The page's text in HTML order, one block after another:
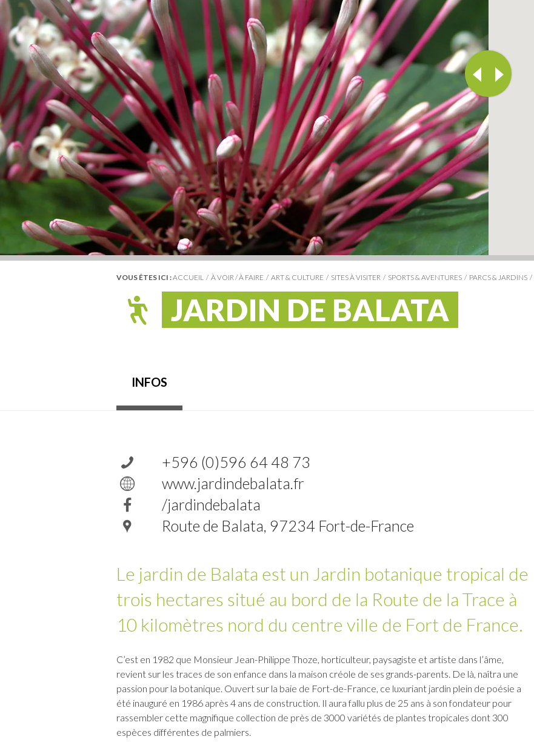
DUCOS
FONDS-SAINT-DENIS
LE MARIGOT
LE MARIN
SAINTE-LUCE
SAINTE-MARIE
VOUS ÊTES ICI :ACCUEIL À VOIR / À FAIRE ART & CULTURE SITES À VISITER SPORTS & AVENTURES PARCS & JARDINS
JARDIN DE BALATA
INFOS
+596 (0)596 64 48 73
www.jardindebalata.fr
/jardindebalata
Route de Balata, 97234 Fort-de-France
Le jardin de Balata est un Jardin botanique tropical de
trois hectares situé au bord de la Route de la Trace à
10 kilomètres nord du centre ville de Fort de France.
C’est en 1982 que Monsieur Jean-Philippe Thoze, horticulteur, paysagiste et artiste dans l’âme,
revient sur les traces de son enfance dans la maison créole de ses grands-parents. De là, naîtra une
passion pour la botanique. Ouvert sur la baie de Fort-de-France, ce luxuriant jardin plein de poésie a
été inauguré en 1986 après 4 ans de construction. Il aura fallu plus de 25 ans à son fondateur pour
rassembler cette magnifique collection de près de 3000 variétés de plantes tropicales dont 300
espèces différentes de palmiers.